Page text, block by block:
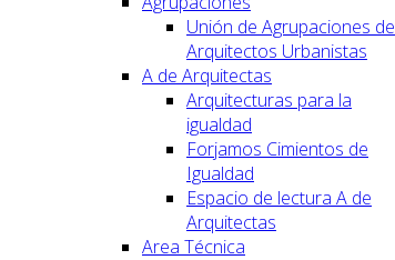
Unión de Agrupaciones de
Arquitectos Urbanistas
A de Arquitectas
Arquitecturas para la
igualdad
Forjamos Cimientos de
Igualdad
Espacio de lectura A de
Arquitectas
Area Técnica